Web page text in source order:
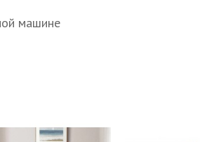
машине